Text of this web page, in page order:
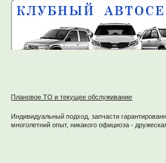
Плановое ТО и текущее обслуживание
Индивидуальный подход, запчасти
многолетний опыт, никакого официоза -